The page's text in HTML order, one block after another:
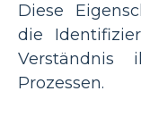
Diese
die
Verständnis
Prozessen.